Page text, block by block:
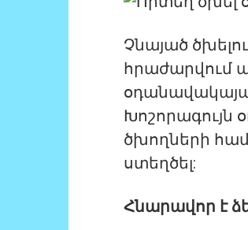
Չնայած
հրաժարվում
Խոշորագույն
ծխողների
ստեղծել:
Հնարավոր է